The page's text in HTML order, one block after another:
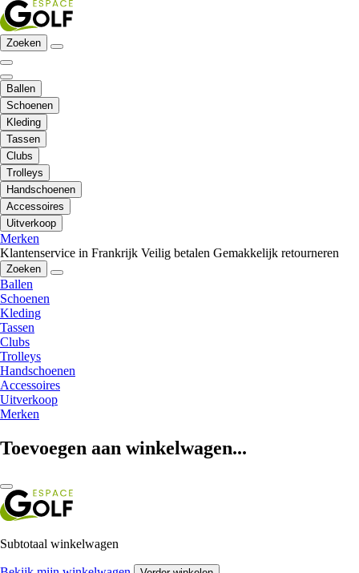
Zoeken
Ballen
Schoenen
Kleding
Tassen
Clubs
Trolleys
Handschoenen
Accessoires
Uitverkoop
Merken
Klantenservice in Frankrijk Veilig betalen Gemakkelijk retourneren
Zoeken
Ballen
Schoenen
Kleding
Tassen
Clubs
Trolleys
Handschoenen
Accessoires
Uitverkoop
Merken
Toevoegen aan winkelwagen...
Subtotaal winkelwagen